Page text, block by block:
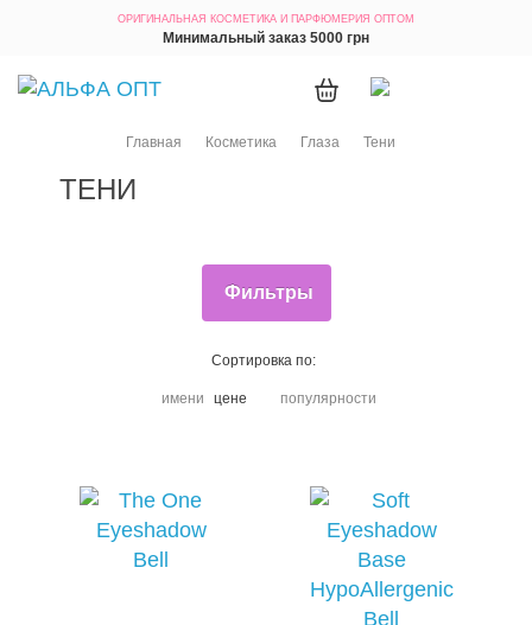
ОРИГИНАЛЬНАЯ КОСМЕТИКА И ПАРФЮМЕРИЯ ОПТОМ
Минимальный заказ 5000 грн
Главная Косметика Глаза Тени
ТЕНИ
Фильтры
Сортировка по:
имени цене популярности